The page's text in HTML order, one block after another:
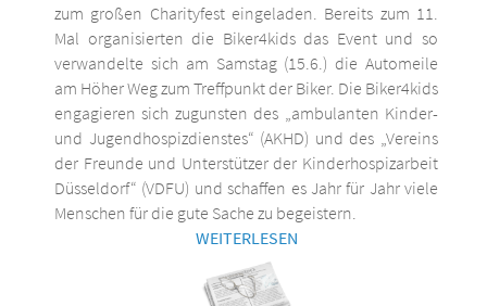
zum großen Charityfest eingeladen. Bereits zum 11.
Mal organisierten die Biker4kids das Event und so
verwandelte sich am Samstag (15.6.) die Automeile
am Höher Weg zum Treffpunkt der Biker. Die Biker4kids
engagieren sich zugunsten des „ambulanten Kinder-
und Jugendhospizdienstes“ (AKHD) und des „Vereins
der Freunde und Unterstützer der Kinderhospizarbeit
Düsseldorf“ (VDFU) und schaffen es Jahr für Jahr viele
Menschen für die gute Sache zu begeistern.
WEITERLESEN